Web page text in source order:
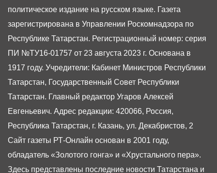
политическое издание на русском языке. Газета
зарегистрирована в Управлении Роскомнадзора по
Республике Татарстан. Регистрационный номер: серия
ПИ №ТУ16-01757 от 23 августа 2023 г. Основана в
1917 году. Учредители: Кабинет Министров Республики
Татарстан, Государственный Совет Республики
Татарстан. Главный редактор Угаров Алексей
Евгеньевич. Адрес редакции: 420066, Россия,
Республика Татарстан, г. Казань, ул. Декабристов, 2
Сайт газеты РТ-Онлайн основан в 2001 году,
обладатель «Золотого гонга» и «Хрустального пера».
Здесь представлены последние новости Татарстана и